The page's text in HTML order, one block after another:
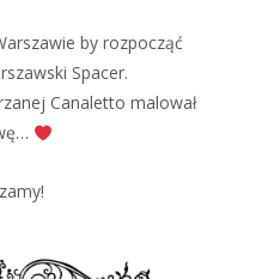
by rozpocząć
Spacer.
Canaletto malował